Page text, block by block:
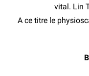
vital. Lin
A ce titre le